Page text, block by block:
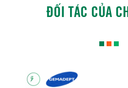
ĐỐI TÁC CỦA